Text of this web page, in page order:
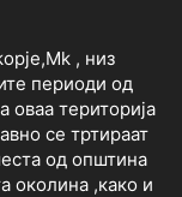
, низ
периоди од
оваа територија
се тртираат
од општина
околина ,како и